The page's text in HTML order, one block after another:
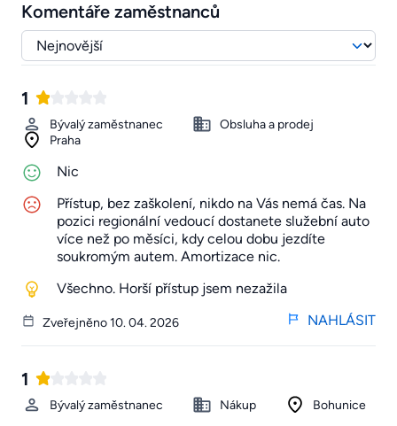
Komentáře zaměstnanců
1
Bývalý zaměstnanec
Obsluha a prodej
Praha
Nic
Přístup, bez zaškolení, nikdo na Vás nemá čas. Na
pozici regionální vedoucí dostanete služební auto
více než po měsíci, kdy celou dobu jezdíte
soukromým autem. Amortizace nic.
Všechno. Horší přístup jsem nezažila
Zveřejněno 10. 04. 2026 NAHLÁSIT
1
Bývalý zaměstnanec Nákup Bohunice